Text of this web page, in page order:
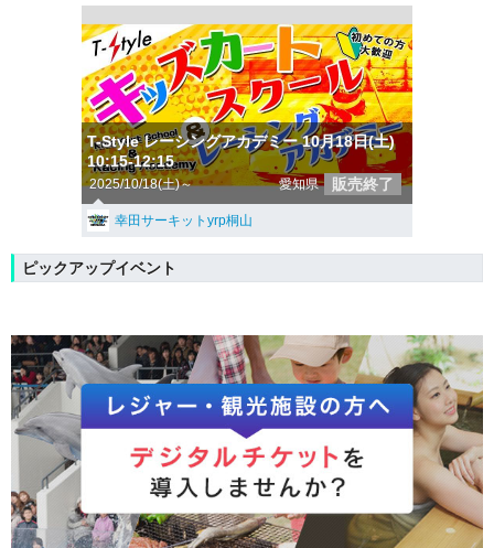
T-Style レーシングアカデミー 10月18日(土)
10:15-12:15
2025/10/18(土)～ 愛知県 販売終了
幸田サーキットyrp桐山
ピックアップイベント